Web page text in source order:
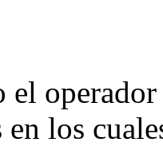
el
en los